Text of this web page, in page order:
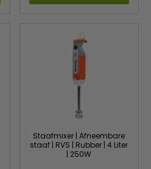
Staafmixer | Afneembare
staaf | RVS | Rubber | 4 Liter
| 250W